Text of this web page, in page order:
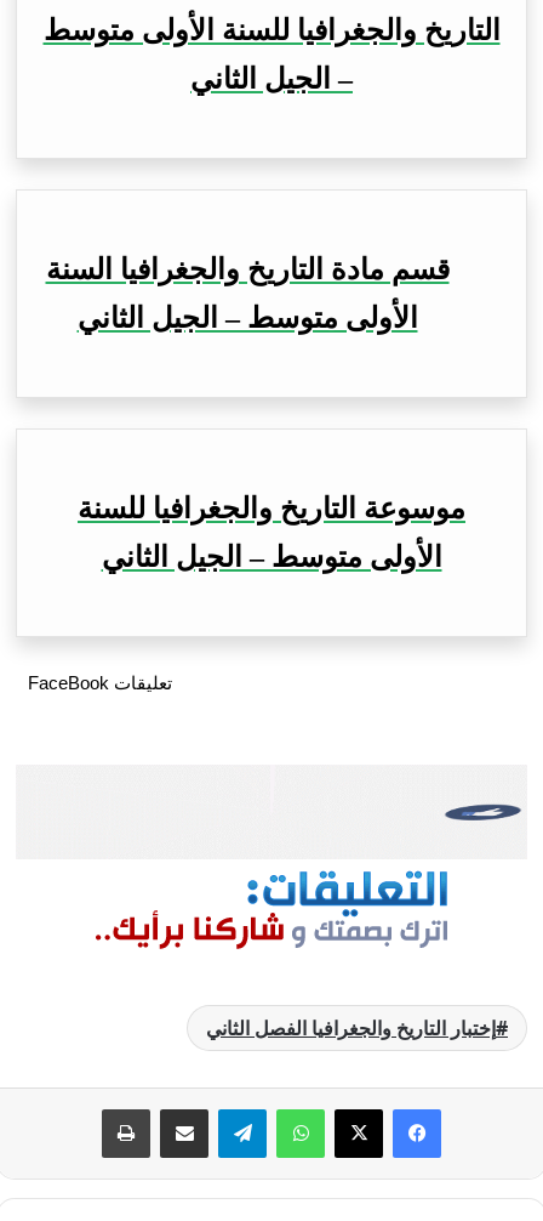
التاريخ والجغرافيا للسنة الأولى متوسط
– الجيل الثاني
قسم مادة التاريخ والجغرافيا السنة
الأولى متوسط – الجيل الثاني
موسوعة التاريخ والجغرافيا للسنة
الأولى متوسط – الجيل الثاني
تعليقات FaceBook
إختبار التاريخ والجغرافيا الفصل الثاني
فيسبوك
‫X واتسابتيلقراممشاركة عبر البريد طباعة